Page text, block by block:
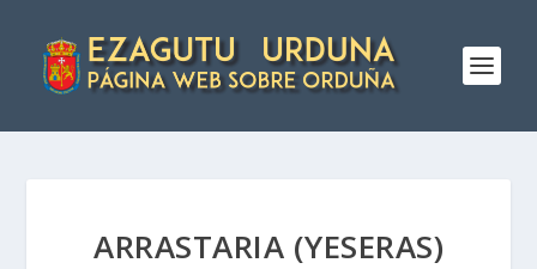
ARRASTARIA (YESERAS)